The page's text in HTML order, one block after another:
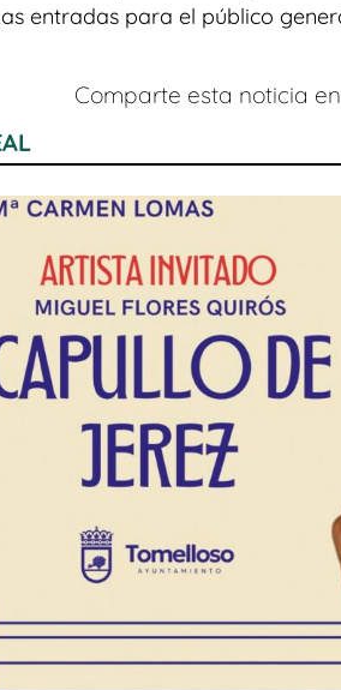
entradas para el público
Comparte esta noticia